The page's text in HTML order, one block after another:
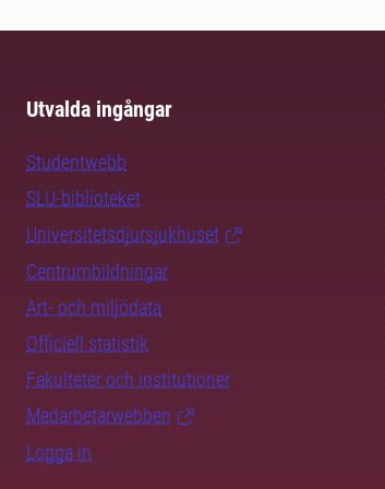
Utvalda ingångar
Studentwebb
SLU-biblioteket
Universitetsdjursjukhuset
Centrumbildningar
Art- och miljödata
Officiell statistik
Fakulteter och institutioner
Medarbetarwebben
Logga in